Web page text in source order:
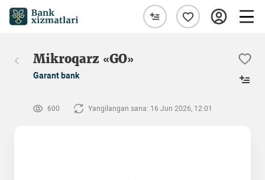
Mikroqarz «GO»
Garant bank
600 Yangilangan sana: 16 Jun 2026, 12:01